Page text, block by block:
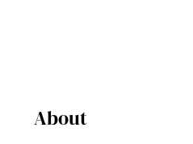
About